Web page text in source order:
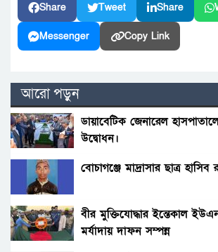
Share Tweet Share
Messenger Copy Link
আরো পড়ুন
ডায়াবেটিক জেনারেল
উদ্বোধন।
বোচাগঞ্জে মাদ্রাসার ছাত্র
বীর মুক্তিযোদ্ধার ইন্তেকাল
মর্যাদায় দাফন সম্পন্ন